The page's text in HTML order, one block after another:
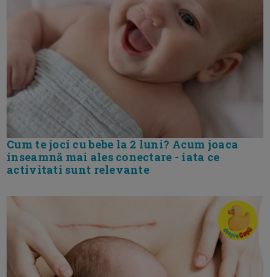
Cum te joci cu bebe la 2 luni? Acum joaca
inseamnă mai ales conectare - iata ce
activitati sunt relevante